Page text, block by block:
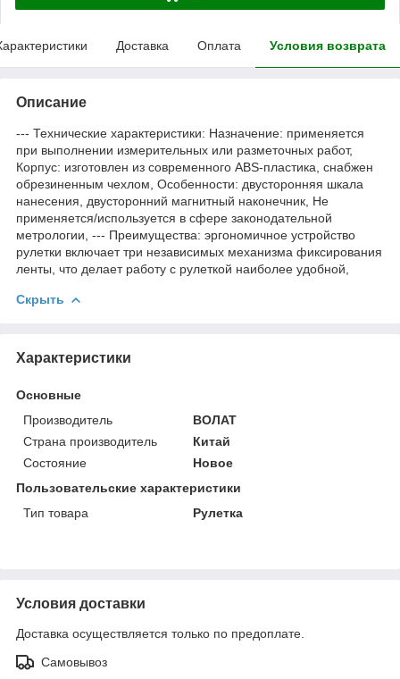
Доставка Оплата Условия возврата
Описание
--- Технические характеристики: Назначение: применяется
при выполнении измерительных или разметочных работ,
Корпус: изготовлен из современного ABS-пластика, снабжен
обрезиненным чехлом, Особенности: двусторонняя шкала
нанесения, двусторонний магнитный наконечник, Не
применяется/используется в сфере законодательной
метрологии, --- Преимущества: эргономичное устройство
рулетки включает три независимых механизма фиксирования
ленты, что делает работу с рулеткой наиболее удобной,
Скрыть
Характеристики
Основные
Производитель
ВОЛАТ
Страна производитель
Китай
Состояние
Новое
Пользовательские характеристики
Тип товара
Рулетка
Условия доставки
Доставка осуществляется только по предоплате.
Самовывоз